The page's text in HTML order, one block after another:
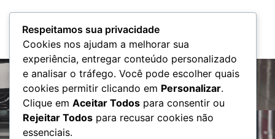
Respeitamos sua privacidade
Cookies nos ajudam a melhorar sua
experiência, entregar conteúdo personalizado
e analisar o tráfego. Você pode escolher quais
cookies permitir clicando em Personalizar.
Clique em Aceitar Todos para consentir ou
Rejeitar Todos para recusar cookies não
essenciais.